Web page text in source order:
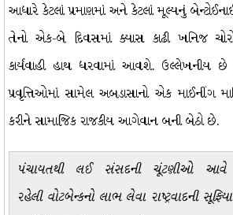
આધારે કેટલાં પ્રમાણમાં અને કેટલાં મૂલ્યનું
તેનો એક-બે દિવસમાં ક્યાસ કાઢી ખનિજ
કાર્યવાહી હાથ ધરવામાં આવશે. ઉલ્લેખનીય છે
પ્રવૃત્તિઓમાં સામેલ અબડાસાનો એક માઈનીંગ
કરીને સામાજિક રાજકીય આગેવાન બની બેઠો છે.
પંચાયતથી લઈ સંસદની ચૂંટણીઓ આવે
રહેલી વોટબેન્કનો લાભ લેવા રાષ્ટ્રવાદની